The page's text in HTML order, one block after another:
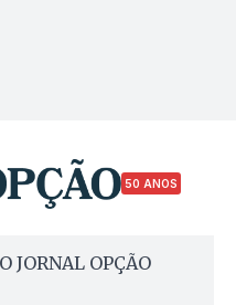
50 ANOS
JORNAL OPÇÃO